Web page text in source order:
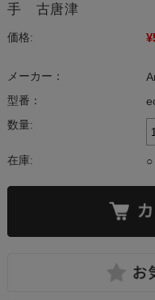
手 古唐津
価格:
メーカー：
型番：
数量:
在庫: ○